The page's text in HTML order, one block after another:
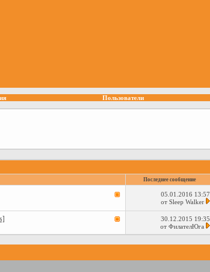
Пользователи
Последнее сообщение
05.01.2016 13:57
от Sleep Walker
30.12.2015 19:35
от ФилателЮга